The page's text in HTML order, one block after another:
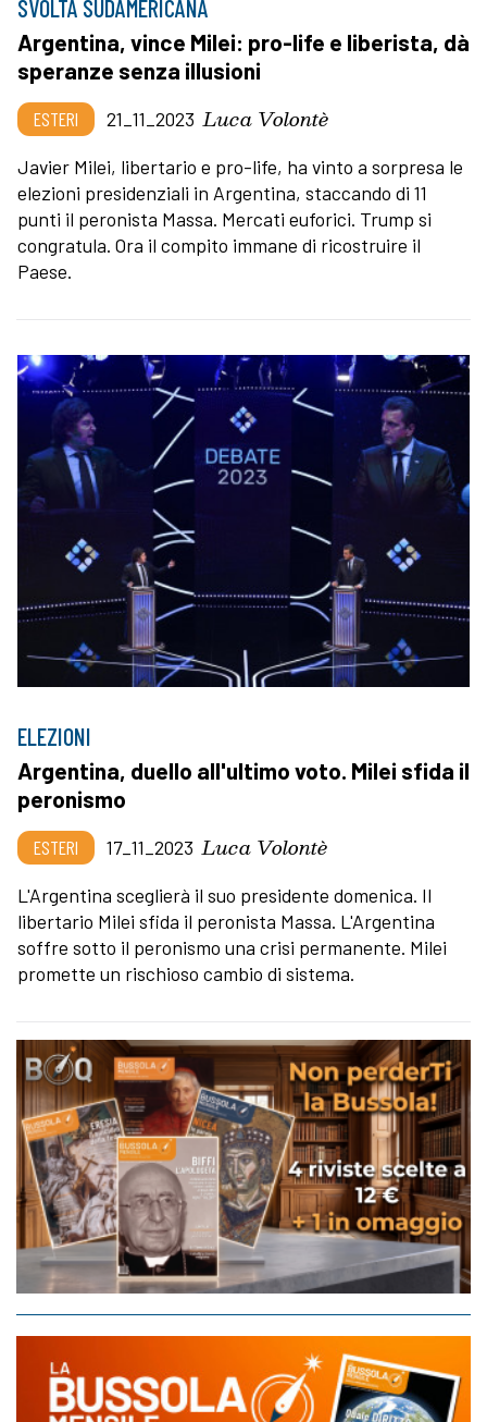
SVOLTA SUDAMERICANA
Argentina, vince Milei: pro-life e liberista, dà
speranze senza illusioni
ESTERI 21_11_2023 Luca Volontè
Javier Milei, libertario e pro-life, ha vinto a sorpresa le
elezioni presidenziali in Argentina, staccando di 11
punti il peronista Massa. Mercati euforici. Trump si
congratula. Ora il compito immane di ricostruire il
Paese.
ELEZIONI
Argentina, duello all'ultimo voto. Milei sfida il
peronismo
ESTERI 17_11_2023 Luca Volontè
L'Argentina sceglierà il suo presidente domenica. Il
libertario Milei sfida il peronista Massa. L'Argentina
soffre sotto il peronismo una crisi permanente. Milei
promette un rischioso cambio di sistema.